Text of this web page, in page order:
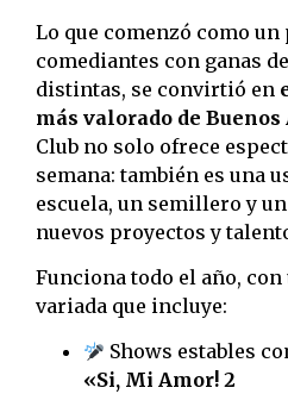
Lo que comenzó como un
comediantes con ganas
distintas, se convirtió en
más valorado de Buenos
Club no solo ofrece
semana: también es una
escuela, un semillero y
nuevos proyectos y
Funciona todo el año,
variada que incluye:
Shows estables
«Si, Mi Amor! 2